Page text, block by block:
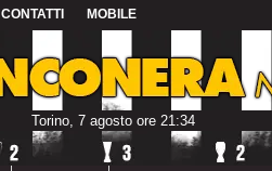
CONTATTI MOBILE
Torino, 7 agosto ore 21:34